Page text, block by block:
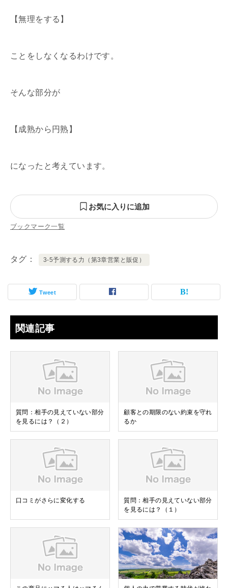
【無理をする】
ことをしなくなるわけです。
そんな部分が
【成熟から円熟】
になったと考えています。
お気に入りに追加
ブックマーク一覧
タグ 3-5予測する力（第3章営業と販促）
Tweet
関連記事
質問：相手の見えていない部分
を見るには？（２）
顧客との期限のない約束を守れ
るか
口コミがさらに変化する
質問：相手の見えていない部分
を見るには？（１）